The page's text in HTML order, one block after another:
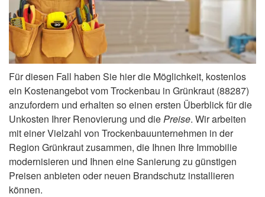
Für diesen Fall haben Sie hier die Möglichkeit, kostenlos
ein Kostenangebot vom Trockenbau in Grünkraut (88287)
anzufordern und erhalten so einen ersten Überblick für die
Unkosten Ihrer Renovierung und die Preise. Wir arbeiten
mit einer Vielzahl von Trockenbauunternehmen in der
Region Grünkraut zusammen, die Ihnen Ihre Immobilie
modernisieren und Ihnen eine Sanierung zu günstigen
Preisen anbieten oder neuen Brandschutz installieren
können.